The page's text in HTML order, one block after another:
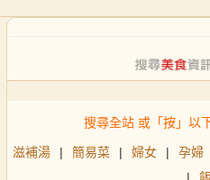
搜尋全站 或「按」以
滋補湯 | 簡易菜 | 婦女 | 孕婦